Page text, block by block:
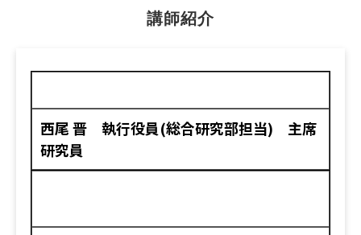
講師紹介
西尾 晋 執行役員(総合研究部担当) 主席
研究員